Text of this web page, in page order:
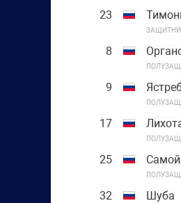
23
8
9
17
25
32 Шуба